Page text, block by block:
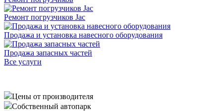
Ремонт погрузчиков Jac
Продажа и установка навесного оборудования
Продажа запасных частей
Все услуги
Цены от производителя
Собственный автопарк